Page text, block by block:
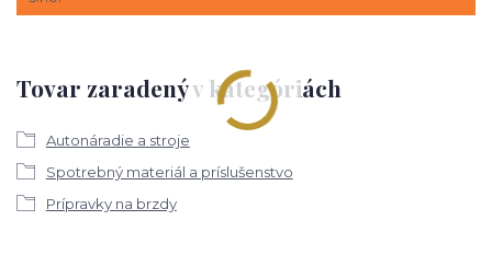
Tovar zaradený v kategóriách
Autonáradie a stroje
Spotrebný materiál a príslušenstvo
Prípravky na brzdy